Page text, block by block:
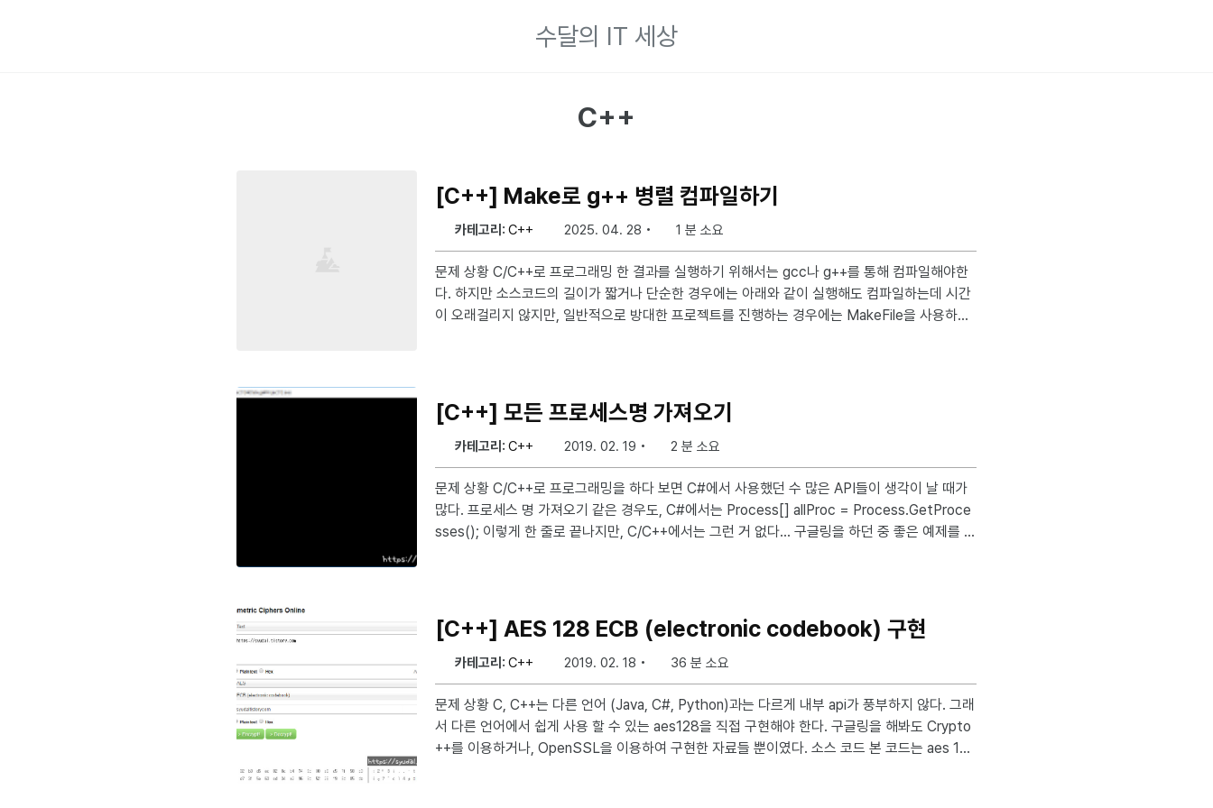
수달의 IT 세상
C++
[C++] Make로 g++ 병렬 컴파일하기
카테고리: C++ 2025. 04. 28 1 분 소요
문제 상황 C/C++로 프로그래밍 한 결과를 실행하기 위해서는 gcc나 g++를 통해 컴파일해야한
다. 하지만 소스코드의 길이가 짧거나 단순한 경우에는 아래와 같이 실행해도 컴파일하는데 시간
이 오래걸리지 않지만, 일반적으로 방대한 프로젝트를 진행하는 경우에는 MakeFile을 사용하여
세서의 값만큼 프로그래머가 할당해야 하는데, 리눅스 환경에서는 범용성을 위해
[C++] 모든 프로세스명 가져오기
카테고리: C++ 2019. 02. 19 2 분 소요
문제 상황 C/C++로 프로그래밍을 하다 보면 C#에서 사용했던 수 많은 API들이 생각이 날 때가
많다. 프로세스 명 가져오기 같은 경우도, C#에서는 Process[] allProc = Process.GetProce
sses(); 이렇게 한 줄로 끝나지만, C/C++에서는 그런 거 없다… 구글링을 하던 중 좋은 예제를 찾
[C++] AES 128 ECB (electronic codebook) 구현
카테고리: C++ 2019. 02. 18 36 분 소요
문제 상황 C, C++는 다른 언어 (Java, C#, Python)과는 다르게 내부 api가 풍부하지 않다. 그래
서 다른 언어에서 쉽게 사용 할 수 있는 aes128을 직접 구현해야 한다. 구글링을 해봐도 Crypto
++를 이용하거나, OpenSSL을 이용하여 구현한 자료들 뿐이였다. 소스 코드 본 코드는 aes 128